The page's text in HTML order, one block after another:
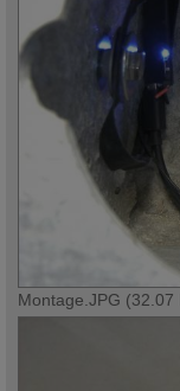
Montage.JPG